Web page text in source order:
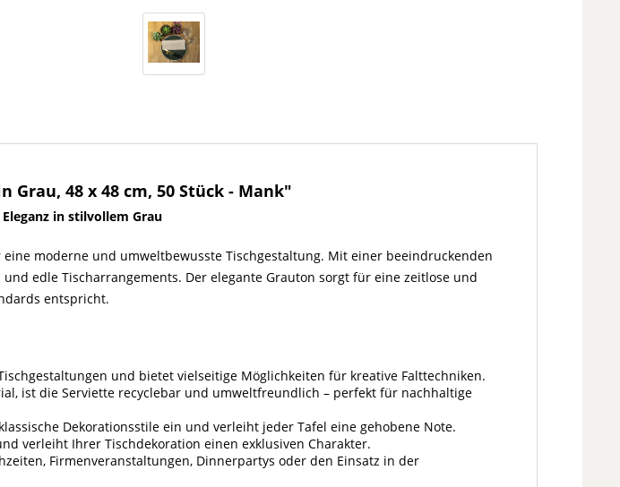
48 x 48 cm, 50 Stück - Mank"
in stilvollem Grau
moderne und umweltbewusste Tischgestaltung. Mit einer beeindruckenden
edle Tischarrangements. Der elegante Grauton sorgt für eine zeitlose und
entspricht.
und bietet vielseitige Möglichkeiten für kreative Falttechniken.
ist die Serviette recyclebar und umweltfreundlich – perfekt für nachhaltige
Dekorationsstile ein und verleiht jeder Tafel eine gehobene Note.
verleiht Ihrer Tischdekoration einen exklusiven Charakter.
Firmenveranstaltungen, Dinnerpartys oder den Einsatz in der